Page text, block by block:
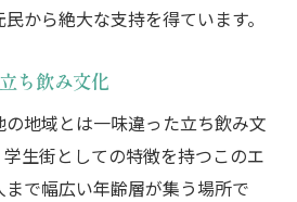
から絶大な支持を得ています。
ち飲み文化
地域とは一味違った立ち飲み文
生街としての特徴を持つこのエ
で幅広い年齢層が集う場所で